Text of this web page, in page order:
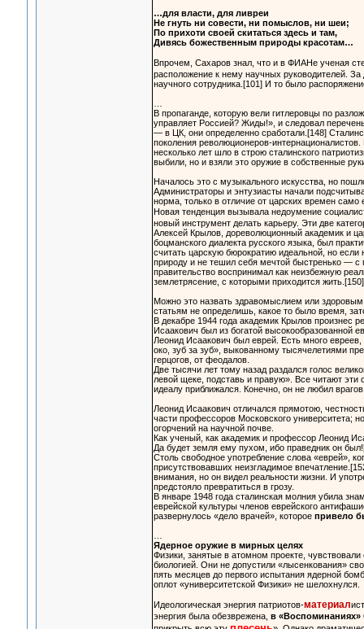
…для власти, для ливреи
Не гнуть ни совести, ни помыслов, ни шеи;
По прихоти своей скитаться здесь и там,
Дивясь божественным природы красотам…
Впрочем, Сахаров знал, что и в ФИАНе ученая
расположение к нему научных руководителей.
научного сотрудника.[101] И то было
В пропаганде, которую вели гитлеровцы по
управляет Россией? Жиды!», и следовал
— в ЦК, они определенно сработали.[148]
поколения революционеров-
несколько лет шло в строю сталинского
выбили, но и взяли это оружие в собственные
Началось это с музыкального искусства, но
Администраторы и энтузиасты начали
норма, только в отличие от царских времен
Новая тенденция вызывала недоумение
новый инструмент делать карьеру. Эти две
Алексей Крылов, дореволюционный академик и
боцманского диалекта русского языка, был
считать царскую бюрократию идеальной, но
природу и не тешил себя мечтой быстренько —
правительство воспринимал как неизбежную
землетрясение, с которыми приходится жить.[150]
Можно это назвать здравомыслием или
статьям не определишь, какое то было время,
В декабре 1944 года академик Крылов произнес
Исаакович был из богатой высокообразованной
Леонид Исаакович был еврей. Есть много
око, зуб за зуб», выкованному тысячелетиями
герцогов, от феодалов.
Две тысячи лет тому назад раздался голос
левой щеке, подставь и правую». Все читают
идеалу приближался. Конечно, он не любил
Леонид Исаакович отличался прямотою,
части профессоров Московского университета;
огорчений на научной почве.
Как ученый, как академик и профессор Леонид
Да будет земля ему пухом, ибо праведник он
Столь свободное употребление слова «еврей»,
присутствовавших неизгладимое
внимания, но он видел реальности жизни. И
предстояло превратиться в грозу.
В январе 1948 года сталинская молния убила
еврейской культуры членов еврейского
развернулось «дело врачей», которое привело
Ядерное оружие в мирных целях
Физики, занятые в атомном проекте,
биологией. Они не допустили «лысенкования»
пять месяцев до первого испытания ядерной
оплот «университетской Физики» не шелохнулся.
Идеологическая энергия патриотов-материал
энергия была обезврежена, в «Воспоминаниях»